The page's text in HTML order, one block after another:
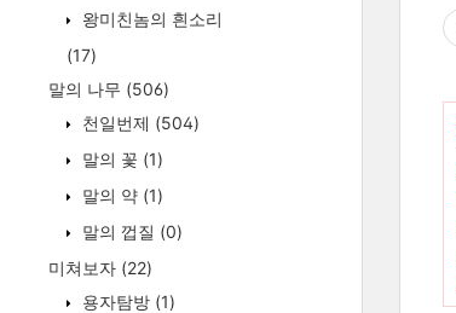
왕미친놈의 흰소리
(17)
말의 나무 (506)
천일번제 (504)
말의 꽃 (1)
말의 약 (1)
말의 껍질 (0)
미쳐보자 (22)
용자탐방 (1)